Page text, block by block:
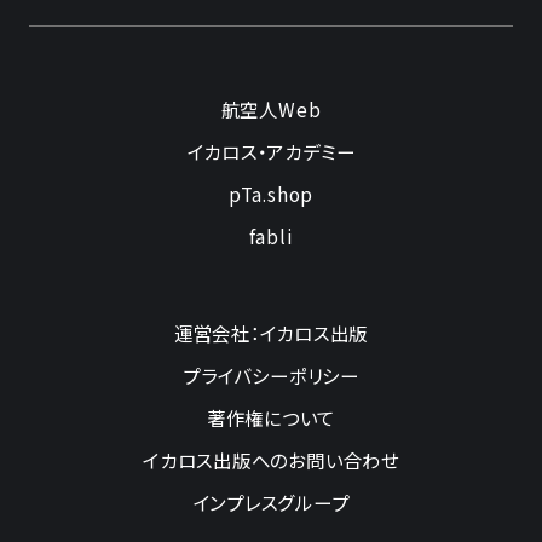
航空人Web
イカロス・アカデミー
pTa.shop
fabli
運営会社：イカロス出版
プライバシーポリシー
著作権について
イカロス出版へのお問い合わせ
インプレスグループ